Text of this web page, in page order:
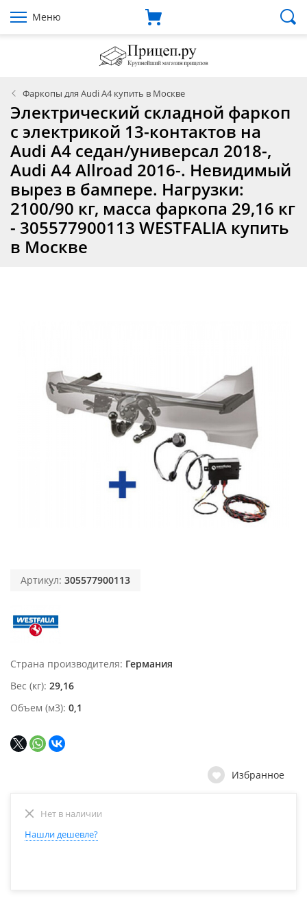
Меню
Фаркопы для Audi A4 купить в Москве
Электрический складной фаркоп
с электрикой 13-контактов на
Audi A4 седан/универсал 2018-,
Audi A4 Allroad 2016-. Невидимый
вырез в бампере. Нагрузки:
2100/90 кг, масса фаркопа 29,16 кг
- 305577900113 WESTFALIA купить
в Москве
Артикул: 305577900113
Страна производителя Германия
Вес (кг) 29,16
Объем (м3) 0,1
Избранное
Нет в наличии
Нашли дешевле?